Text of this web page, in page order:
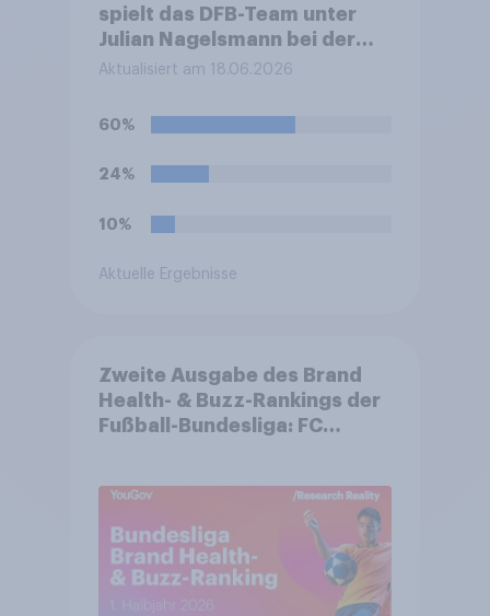
spielt das DFB-Team unter
Julian Nagelsmann bei der
Fußball-WM sein zweites
Elfenbeinküste. Was glauben
Sie, wie das Spiel ausgehen
wird?
Aktualisiert am 18.06.2026
60%
24%
10%
Aktuelle Ergebnisse
Zweite Ausgabe des Brand
Health- & Buzz-Rankings der
Fußball-Bundesliga: FC